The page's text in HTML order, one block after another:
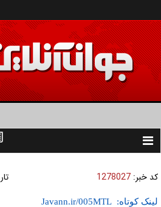
Toggle
کد خبر: 1278027
لینک کوتاه: